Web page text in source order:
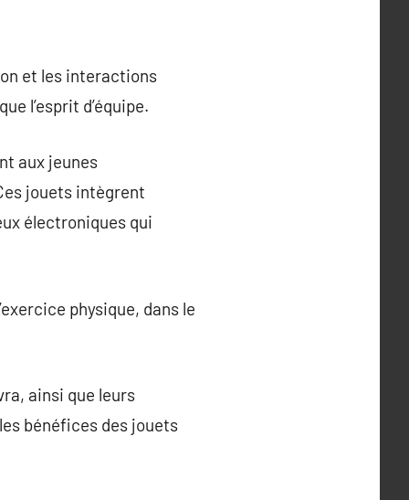
et les interactions
l’esprit d’équipe.
aux jeunes
jouets intègrent
électroniques qui
physique, dans le
ainsi que leurs
bénéfices des jouets